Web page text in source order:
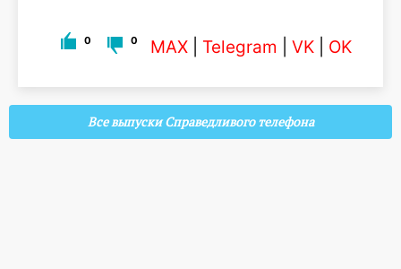
0 0 MAX Telegram VK OK
Все выпуски Справедливого телефона